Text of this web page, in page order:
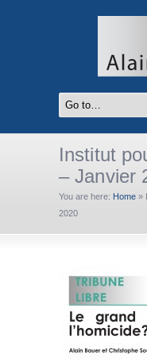
Institut
– Janvier
You are here: Home »
2020